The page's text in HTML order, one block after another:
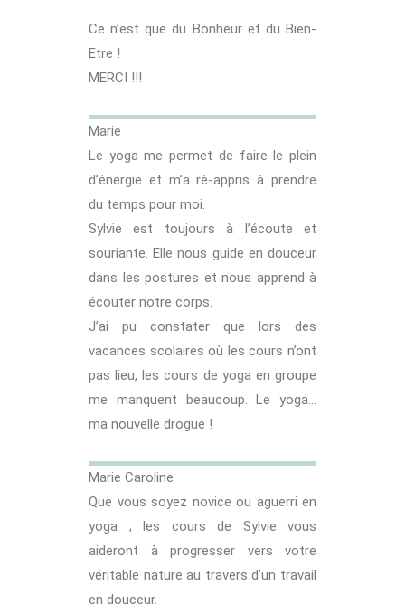
Ce n’est que du Bonheur et du Bien-
Etre !
MERCI !!!
Marie
Le yoga me permet de faire le plein
d’énergie et m’a ré-appris à prendre
du temps pour moi.
Sylvie est toujours à l’écoute et
souriante. Elle nous guide en douceur
dans les postures et nous apprend à
écouter notre corps.
J’ai pu constater que lors des
vacances scolaires où les cours n’ont
pas lieu, les cours de yoga en groupe
me manquent beaucoup. Le yoga…
ma nouvelle drogue !
Marie Caroline
Que vous soyez novice ou aguerri en
yoga ; les cours de Sylvie vous
aideront à progresser vers votre
véritable nature au travers d’un travail
en douceur.